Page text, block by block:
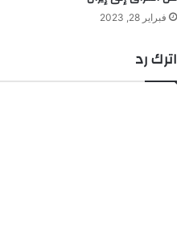
فبراير 28, 2023
اترك رد